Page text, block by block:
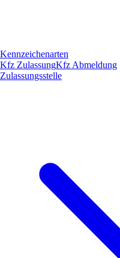
Kennzeichenarten
Kfz ZulassungKfz Abmeldung
Zulassungsstelle